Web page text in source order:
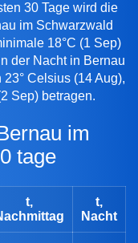
30 Tage wird die
im Schwarzwald
18°C (1 Sep)
der Nacht in Bernau
Celsius (14 Aug),
Sep) betragen.
tage
t,
t,
Nacht